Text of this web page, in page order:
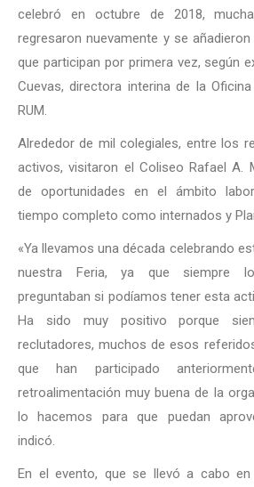
celebró en octubre de 2018,
regresaron nuevamente y se
que participan por primera vez, según
Cuevas, directora interina de la
RUM.
Alrededor de mil colegiales, entre los
activos, visitaron el Coliseo Rafael A.
de oportunidades en el ámbito
tiempo completo como internados y
«Ya llevamos una década celebrando
nuestra Feria, ya que siempre
preguntaban si podíamos tener esta
Ha sido muy positivo porque
reclutadores, muchos de esos
que han participado
retroalimentación muy buena de la
lo hacemos para que puedan
indicó.
En el evento, que se llevó a cabo en